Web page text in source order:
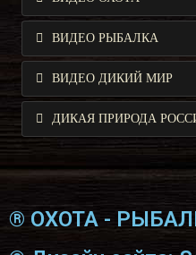
ВИДЕО РЫБАЛКА
ВИДЕО ДИКИЙ МИР
ДИКАЯ ПРИРОДА
® ОХОТА -